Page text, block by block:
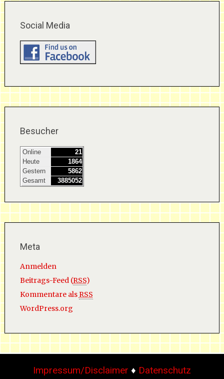
Social Media
Besucher
Online
21
Heute
1864
Gestern
5862
Gesamt
3885052
Meta
Anmelden
Beitrags-Feed (RSS)
Kommentare alsRSS
WordPress.org
Impressum/Disclaimer ♦ Datenschutz